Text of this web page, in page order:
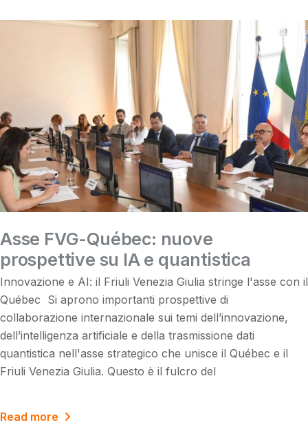
Asse FVG-Québec: nuove
prospettive su IA e quantistica
Innovazione e AI: il Friuli Venezia Giulia stringe l'asse con il
Québec Si aprono importanti prospettive di
collaborazione internazionale sui temi dell’innovazione,
dell’intelligenza artificiale e della trasmissione dati
quantistica nell'asse strategico che unisce il Québec e il
Friuli Venezia Giulia. Questo è il fulcro del
Read more